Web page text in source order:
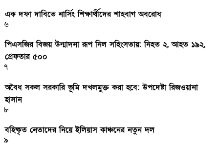
এক দফা দাবিতে নার্সিং শিক্ষার্থীদের শাহবাগ অবরোধ
৬
পিএসজির বিজয় উন্মাদনা রূপ নিল সহিংসতায়: নিহত ২, আহত ১৯২,
গ্রেফতার ৫০০
৭
অবৈধ সকল সরকারি ভূমি দখলমুক্ত করা হবে: উপদেষ্টা রিজওয়ানা
হাসান
৮
বহিষ্কৃত নেতাদের নিয়ে ইলিয়াস কাঞ্চনের নতুন দল
৯